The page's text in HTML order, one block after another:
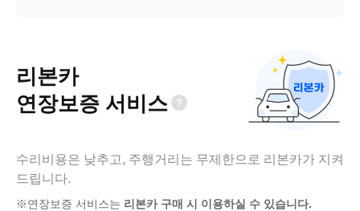
리본카
연장보증 서비스
수리비용은 낮추고, 주행거리는 무제한으로 리본카가 지켜
드립니다.
※연장보증 서비스는 리본카 구매 시 이용하실 수 있습니다.